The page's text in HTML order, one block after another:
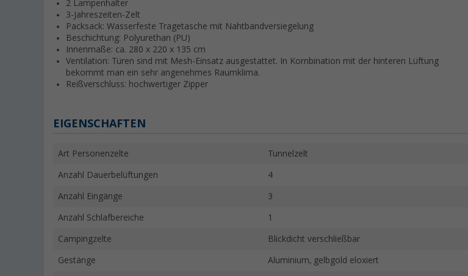
2 Lampenhalter
3-Jahreszeiten-Zelt
Packsack: Wasserfeste Tragetasche mit Nahtbandversiegelung
Beschichtung: Polyurethan (PU)
Innenmaße: ca. 280 x 220 x 135 cm
Ventilation: Türen sind mit Mesh-Einsatz ausgestattet. In Kombination mit der hinteren Lüftung
bekommt man ein sehr angenehmes Raumklima.
Reißverschluss: hochwertiger Zipper
EIGENSCHAFTEN
Art Personenzelte Tunnelzelt
Anzahl Dauerbelüftungen 4
Anzahl Eingänge 3
Anzahl Schlafbereiche 1
Campingzelte Blickdicht verschließbar
Gestänge Aluminium, gelbgold eloxiert